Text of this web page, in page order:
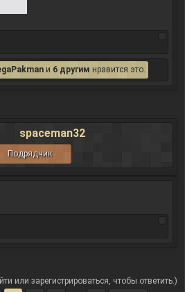
и 6 другим нравится это.
spaceman32
Подрядчик
или зарегистрироваться, чтобы ответить.)